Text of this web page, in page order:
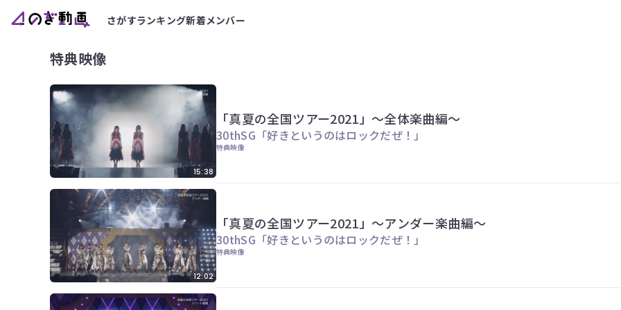
さがすランキング新着メンバー
特典映像
15:38
「真夏の全国ツアー2021」～全体楽曲編～
30thSG「好きというのはロックだぜ！」
特典映像
12:02
「真夏の全国ツアー2021」～アンダー楽曲編～
30thSG「好きというのはロックだぜ！」
特典映像